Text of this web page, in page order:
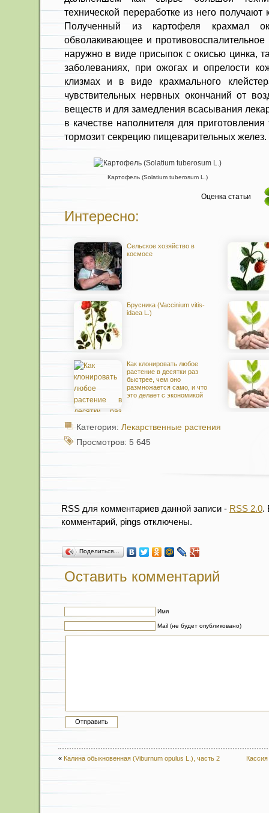
технической переработке из него получают
Полученный из картофеля крахмал
обволакиваю­щее и
наружно в виде присыпок с окисью цинка,
заболеваниях, при ожогах и опрелости
клизмах и в виде крах­мального
чувствительных нервных окончаний от
веществ и для замедления всасывания
в качестве напол­нителя для
тормозит секрецию пи­щеварительных желез.
Картофель (Solatium tuberosum L.)
Оценка статьи
Интересно:
Сельское хозяйство в
космосе
Брусника (Vaccinium vitis-
idaea L.)
Как клонировать любое
растение в десятки раз
быстрее, чем оно
размножается само, и что
это делает с экономикой
Категория: Лекарственные растения
Просмотров: 5 645
RSS для комментариев данной записи - RSS 2.0.
комментарий, pings отключены.
Поделиться…
Оставить комментарий
Имя
Mail (не будет опубликовано)
« Калина обыкновенная (Viburnum opulus L.), часть 2